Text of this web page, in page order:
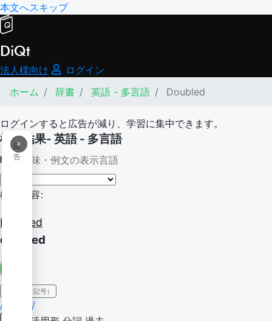
本文へスキップ
DiQt
法人様向け
ログイン
ホーム
辞書 英語 - 多言語 Doubled
ログインすると広告が減り、学習に集中できます。
×
広
告
検索結果- 英語 - 多言語
意味・例文の表示言語
検索内容:
Doubled
doubled
IPA（発音記号）
/ˈdʌbl̩d/